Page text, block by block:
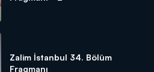
Zalim İstanbul 34. Bölüm
Fragmanı